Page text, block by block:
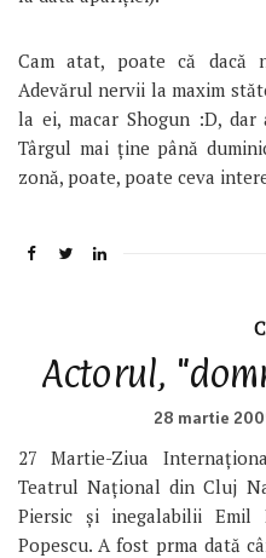
Cam atat, poate că
Adevărul nervii la maxim
la ei, macar Shogun :D,
Târgul mai ține până
zonă, poate, poate ceva
Actorul,
28 martie
27 Martie-Ziua
Teatrul Național din Cluj
Piersic și inegalabilii Emil
Popescu. A fost prma dată